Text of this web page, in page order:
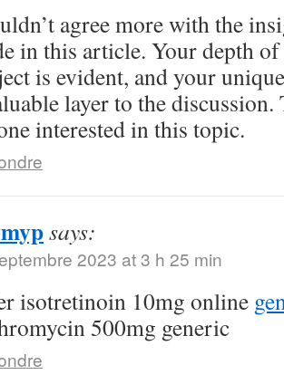
agree more with the
in this article. Your depth
is evident, and your
layer to the
interested in this topic.
says:
2023 at 3 h 25 min
isotretinoin 10mg online
500mg generic